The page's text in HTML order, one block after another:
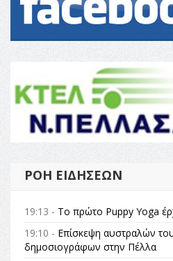
ΡΟΉ ΕΙΔΉΣΕΩΝ
19:13 - Το πρώτο Puppy Yoga
19:10 - Επίσκεψη αυστραλών
δημοσιογράφων στην Πέλλα